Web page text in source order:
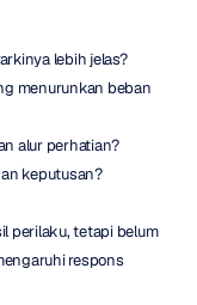
lebih jelas?
menurunkan beban
alur perhatian?
keputusan?
perilaku, tetapi belum
respons